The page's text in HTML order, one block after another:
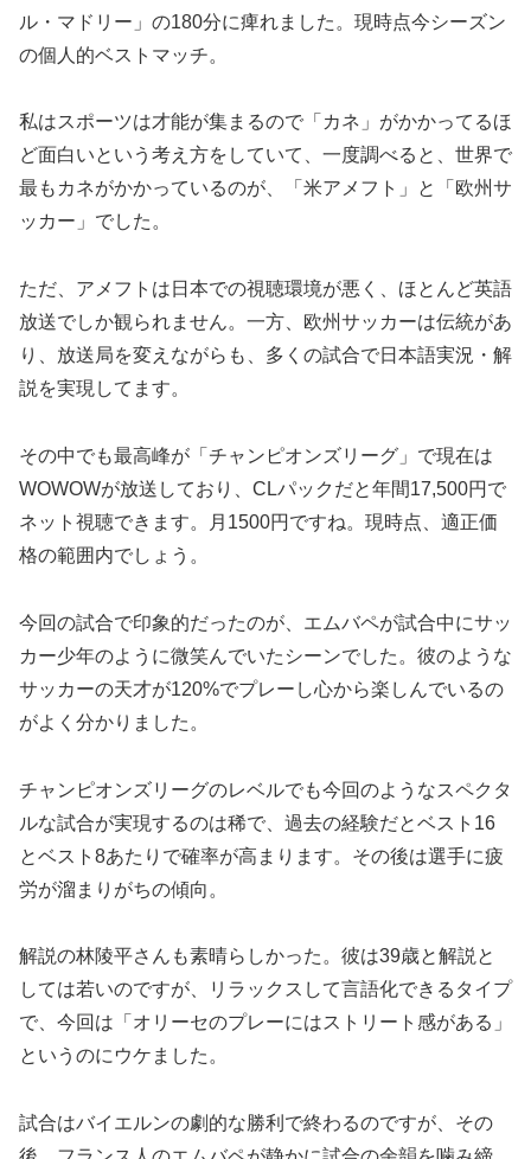
ル・マドリー」の180分に痺れました。現時点今シーズン
の個人的ベストマッチ。
私はスポーツは才能が集まるので「カネ」がかかってるほ
ど面白いという考え方をしていて、一度調べると、世界で
最もカネがかかっているのが、「米アメフト」と「欧州サ
ッカー」でした。
ただ、アメフトは日本での視聴環境が悪く、ほとんど英語
放送でしか観られません。一方、欧州サッカーは伝統があ
り、放送局を変えながらも、多くの試合で日本語実況・解
説を実現してます。
その中でも最高峰が「チャンピオンズリーグ」で現在は
WOWOWが放送しており、CLパックだと年間17,500円で
ネット視聴できます。月1500円ですね。現時点、適正価
格の範囲内でしょう。
今回の試合で印象的だったのが、エムバペが試合中にサッ
カー少年のように微笑んでいたシーンでした。彼のような
サッカーの天才が120%でプレーし心から楽しんでいるの
がよく分かりました。
チャンピオンズリーグのレベルでも今回のようなスペクタ
ルな試合が実現するのは稀で、過去の経験だとベスト16
とベスト8あたりで確率が高まります。その後は選手に疲
労が溜まりがちの傾向。
解説の林陵平さんも素晴らしかった。彼は39歳と解説と
しては若いのですが、リラックスして言語化できるタイプ
で、今回は「オリーセのプレーにはストリート感がある」
というのにウケました。
試合はバイエルンの劇的な勝利で終わるのですが、その